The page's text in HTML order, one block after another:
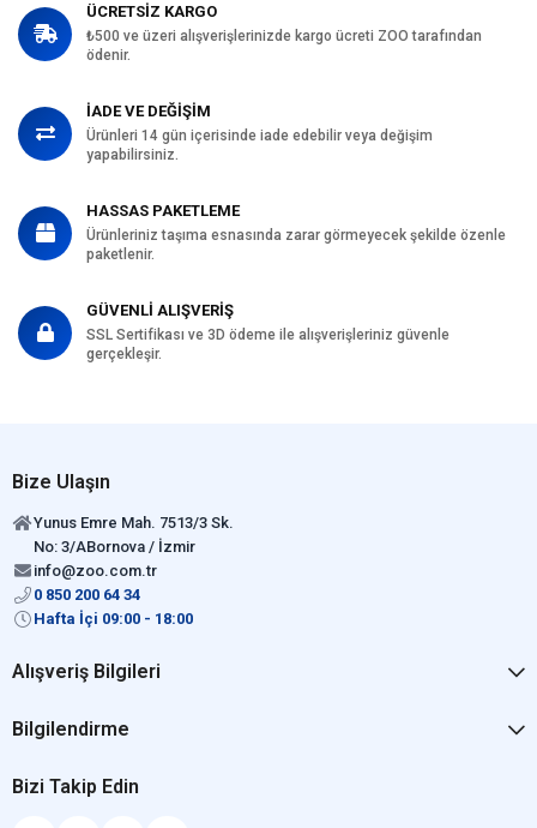
ÜCRETSİZ KARGO
₺500 ve üzeri alışverişlerinizde kargo ücreti ZOO tarafından
ödenir.
İADE VE DEĞİŞİM
Ürünleri 14 gün içerisinde iade edebilir veya değişim
yapabilirsiniz.
HASSAS PAKETLEME
Ürünleriniz taşıma esnasında zarar görmeyecek şekilde özenle
paketlenir.
GÜVENLİ ALIŞVERİŞ
SSL Sertifikası ve 3D ödeme ile alışverişleriniz güvenle
gerçekleşir.
Bize Ulaşın
Yunus Emre Mah. 7513/3 Sk.
No: 3/ABornova / İzmir
info@zoo.com.tr
0 850 200 64 34
Hafta İçi 09:00 - 18:00
Alışveriş Bilgileri
Bilgilendirme
Bizi Takip Edin